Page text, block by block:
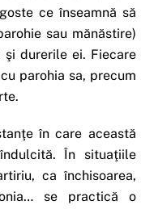
ce înseamnă să
sau mănăstire)
durerile ei. Fiecare
parohia sa, precum
în care această
În situaţiile
ca închisoarea,
se practică o